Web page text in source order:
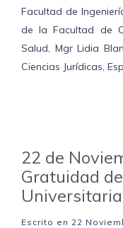
Facultad de
de la Facultad de
Salud, Mgr Lidia
Ciencias Jurídicas,
22 de
Gratuidad
Escrito en 22